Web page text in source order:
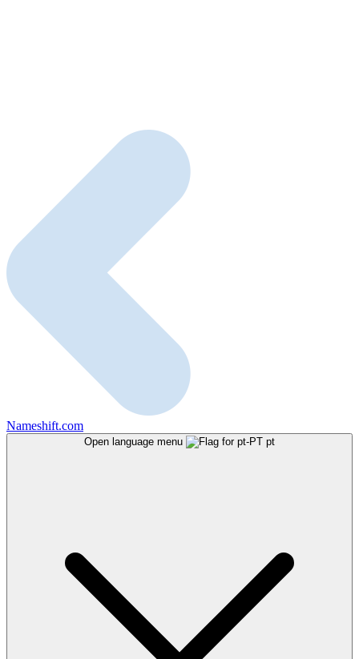
Nameshift.com
Open language menu pt